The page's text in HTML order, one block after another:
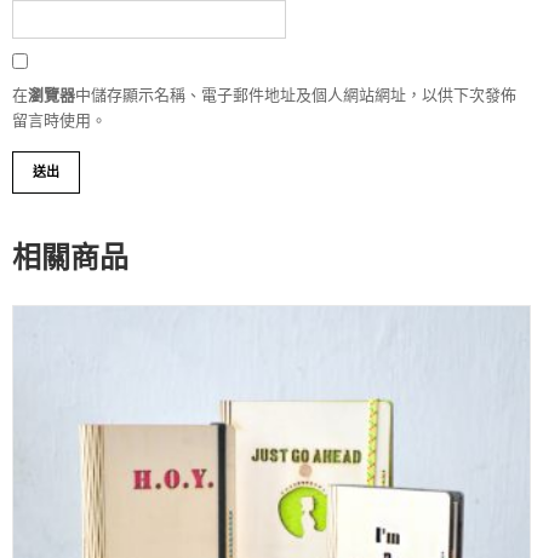
在瀏覽器中儲存顯示名稱、電子郵件地址及個人網站網址，以供下次發佈
留言時使用。
相關商品